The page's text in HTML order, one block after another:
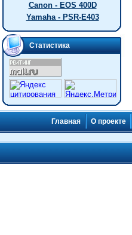
Canon - EOS 400D
Yamaha - PSR-E403
Статистика
Главная О проекте